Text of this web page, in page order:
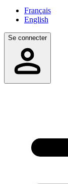
Français
English
Se connecter